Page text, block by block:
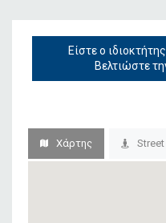
Είστε ο
Βελτιώστε
Χάρτης